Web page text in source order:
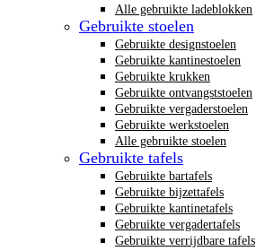
Alle gebruikte ladeblokken
Gebruikte stoelen
Gebruikte designstoelen
Gebruikte kantinestoelen
Gebruikte krukken
Gebruikte ontvangststoelen
Gebruikte vergaderstoelen
Gebruikte werkstoelen
Alle gebruikte stoelen
Gebruikte tafels
Gebruikte bartafels
Gebruikte bijzettafels
Gebruikte kantinetafels
Gebruikte vergadertafels
Gebruikte verrijdbare tafels